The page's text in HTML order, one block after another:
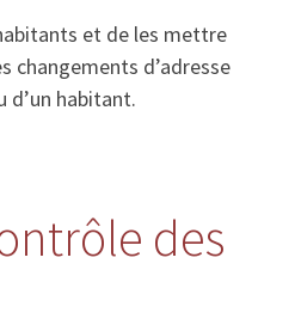
et de les mettre
changements d’adresse
d’un habitant.
des